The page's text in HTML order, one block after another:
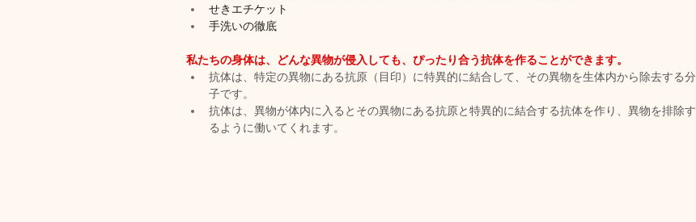
せきエチケット
手洗いの徹底
私たちの身体は、どんな異物が侵入しても、ぴったり合う抗体を作ることができます。
抗体は、特定の異物にある抗原（目印）に特異的に結合して、その異物を生体内から除去する分
子です。
抗体は、異物が体内に入るとその異物にある抗原と特異的に結合する抗体を作り、異物を排除す
るように働いてくれます。